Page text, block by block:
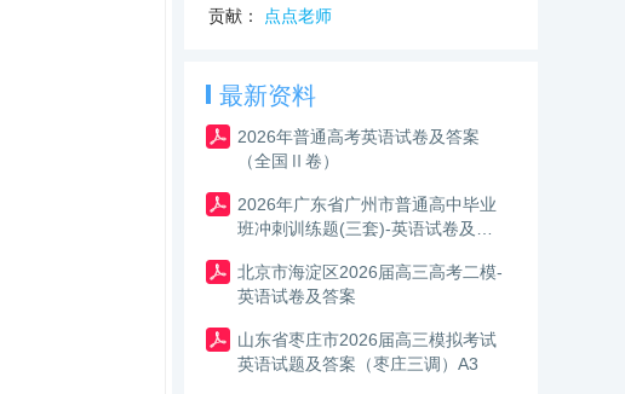
贡献： 点点老师
最新资料
2026年普通高考英语试卷及答案
（全国Ⅱ卷）
2026年广东省广州市普通高中毕业
班冲刺训练题(三套)-英语试卷及答
北京市海淀区2026届高三高考二模-
英语试卷及答案
山东省枣庄市2026届高三模拟考试
英语试题及答案（枣庄三调）A3